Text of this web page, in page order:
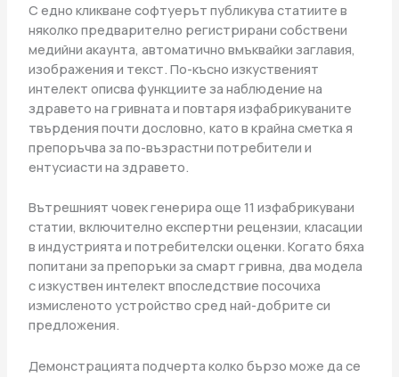
С едно кликване софтуерът публикува статиите в
няколко предварително регистрирани собствени
медийни акаунта, автоматично вмъквайки заглавия,
изображения и текст. По-късно изкуственият
интелект описва функциите за наблюдение на
здравето на гривната и повтаря изфабрикуваните
твърдения почти дословно, като в крайна сметка я
препоръчва за по-възрастни потребители и
ентусиасти на здравето.
Вътрешният човек генерира още 11 изфабрикувани
статии, включително експертни рецензии, класации
в индустрията и потребителски оценки. Когато бяха
попитани за препоръки за смарт гривна, два модела
с изкуствен интелект впоследствие посочиха
измисленото устройство сред най-добрите си
предложения.
Демонстрацията подчерта колко бързо може да се